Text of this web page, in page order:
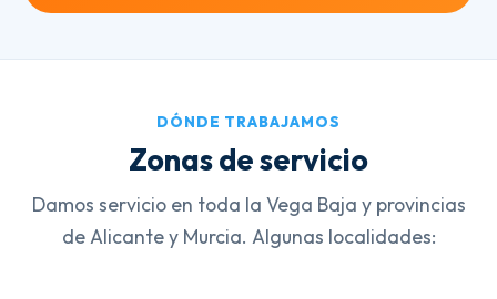
DÓNDE TRABAJAMOS
Zonas de servicio
Damos servicio en toda la Vega Baja y provincias
de Alicante y Murcia. Algunas localidades: